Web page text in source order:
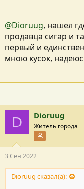
@Dioruug, нашел
продавца сигар и
первый и
мною кусок,
D Dioruug
Житель города
3 Сен 2022
Dioruug сказал(а):